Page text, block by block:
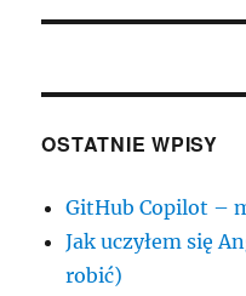
OSTATNIE WPISY
GitHub Copilot –
Jak uczyłem się
robić)